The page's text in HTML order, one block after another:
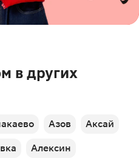
в других
Азов Аксай
Алексин